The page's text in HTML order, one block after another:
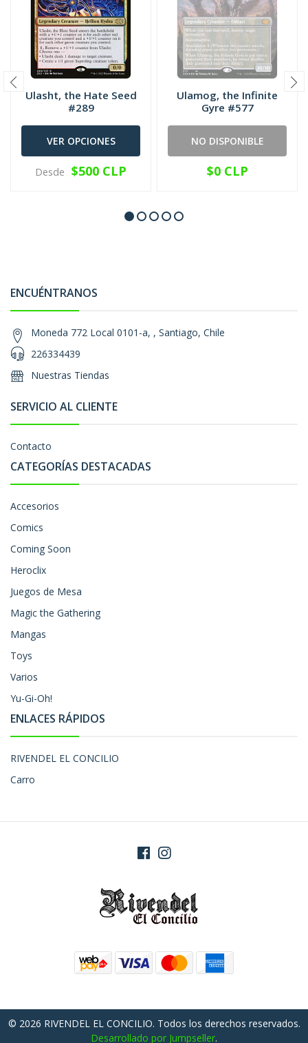
Ulasht, the Hate Seed
#289
VER OPCIONES
Desde $500 CLP
Ulamog, the Infinite
Gyre #577
NO DISPONIBLE
$0 CLP
ENCUÉNTRANOS
Moneda 772 Local 0101-a, , Santiago, Chile
226334439
Nuestras Tiendas
SERVICIO AL CLIENTE
Contacto
CATEGORÍAS DESTACADAS
Accesorios
Comics
Coming Soon
Heroclix
Juegos de Mesa
Magic the Gathering
Mangas
Toys
Varios
Yu-Gi-Oh!
ENLACES RÁPIDOS
RIVENDEL EL CONCILIO
Carro
© 2026 RIVENDEL EL CONCILIO. Todos los derechos reservados.
Desarrollado por Jumpseller.